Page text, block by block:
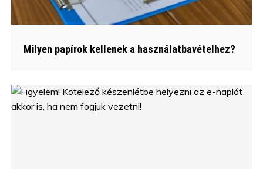
Milyen papírok kellenek a használatbavételhez?